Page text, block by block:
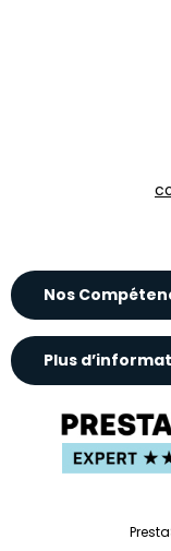
Nos
Plus